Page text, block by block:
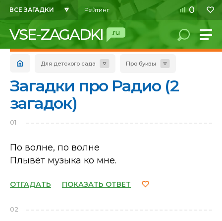
ВСЕ ЗАГАДКИ Рейтинг 0
VSE-ZAGADKI .ru
Для детского сада Про буквы
Загадки про Радио (2
загадок)
01
По волне, по волне
Плывёт музыка ко мне.
ОТГАДАТЬ ПОКАЗАТЬ ОТВЕТ
02